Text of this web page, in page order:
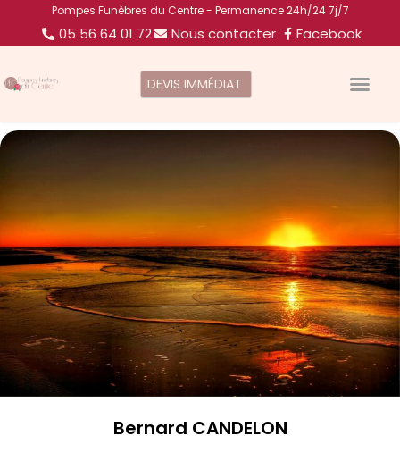
Pompes Funèbres du Centre - Permanence 24h/24 7j/7
05 56 64 01 72 Nous contacter Facebook
DEVIS IMMÉDIAT
Bernard CANDELON